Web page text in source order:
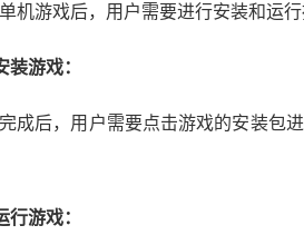
机游戏后，用户需要进行安装和运行
装游戏：
成后，用户需要点击游戏的安装包
行游戏：